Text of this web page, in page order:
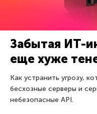
Забытая ИТ-
еще хуже
Как устранить угрозу,
бесхозные серверы и
небезопасные API.